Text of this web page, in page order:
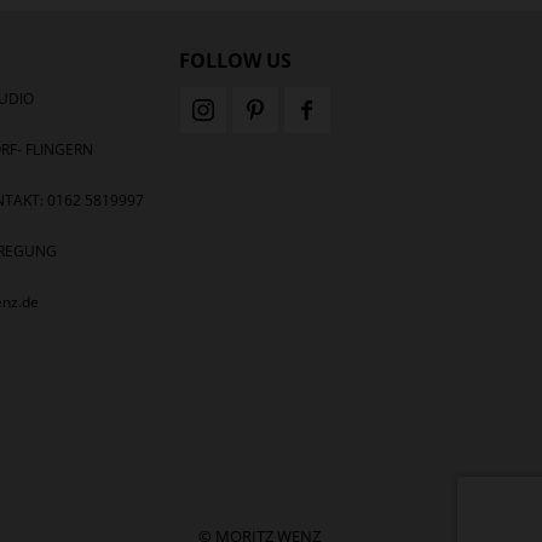
FLINGERN
0162 5819997
FOLLOW US
© MORITZ WENZ